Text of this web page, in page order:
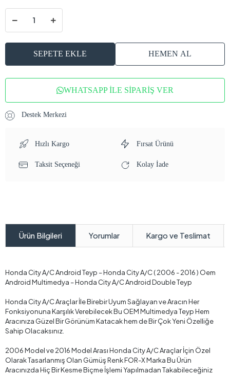
SEPETE EKLE HEMEN AL
WHATSAPP İLE SİPARİŞ VER
Destek Merkezi
Hızlı Kargo Fırsat Ürünü
Taksit Seçeneği Kolay İade
Ürün Bilgileri Yorumlar Kargo ve Teslimat
Honda City A/C Android Teyp – Honda City A/C ( 2006 - 2016 ) Oem
Android Multimedya – Honda City A/C Android Double Teyp
Honda City A/C Araçlar İle Birebir Uyum Sağlayan ve Aracın Her
Fonksiyonuna Karşılık Verebilecek Bu OEM Multimedya Teyp Hem
Aracınıza Güzel Bir Görünüm Katacak hem de Bir Çok Yeni Özelliğe
Sahip Olacaksınız.
2006 Model ve 2016 Model Arası Honda City A/C Araçlar İçin Özel
Olarak Tasarlanmış Olan Gümüş Renk FOR-X Marka Bu Ürün
Aracınızda Hiç Bir Kesme Biçme İşlemi Yapılmadan Takabileceğiniz